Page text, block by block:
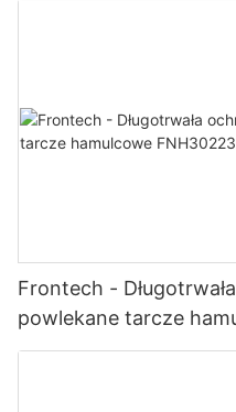
Frontech -
powlekane tarcze
Dostawcy